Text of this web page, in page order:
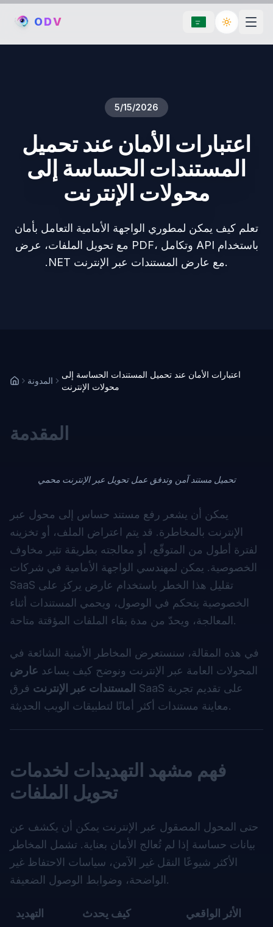
ODV Toggle
5/15/2026
اعتبارات الأمان عند تحميل
المستندات الحساسة إلى
محولات الإنترنت
تعلم كيف يمكن لمطوري الواجهة الأمامية التعامل بأمان
مع تحويل الملفات، عرض PDF، وتكامل API باستخدام
.NET مع عارض المستندات عبر الإنترنت.
المدونة
اعتبارات الأمان عند تحميل المستندات الحساسة إلى
محولات الإنترنت
المقدمة
تحميل مستند آمن وتدفق عمل تحويل عبر الإنترنت محمي
يمكن أن يشعر رفع مستند حساس إلى محول عبر
الإنترنت بالمخاطرة. قد يتم اعتراض الملف، أو تخزينه
لفترة أطول من المتوقّع، أو معالجته بطريقة تثير مخاوف
الخصوصية. يمكن لمهندسي الواجهة الأمامية في شركات
SaaS تقليل هذا الخطر باستخدام عارض يركز على
الخصوصية يتحكم في الوصول، ويحمي المستندات أثناء
المعالجة، ويحدّ من مدة بقاء الملفات المؤقتة متاحة.
في هذه المقالة، سنستعرض المخاطر الأمنية الشائعة في
المحولات العامة عبر الإنترنت ونوضح كيف يساعد عارض
المستندات عبر الإنترنت فرق SaaS على تقديم تجربة
معاينة مستندات أكثر أمانًا لتطبيقات الويب الحديثة.
فهم مشهد التهديدات لخدمات
تحويل الملفات
حتى المحول المصقول عبر الإنترنت يمكن أن يكشف عن
بيانات حساسة إذا لم تُعالج الأمان بعناية. تشمل المخاطر
الأكثر شيوعًا النقل غير الآمن، سياسات الاحتفاظ غير
الواضحة، وضوابط الوصول الضعيفة.
التهديد كيف يحدث الأثر الواقعي